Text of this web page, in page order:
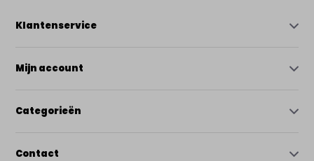
Klantenservice
Mijn account
Categorieën
Contact